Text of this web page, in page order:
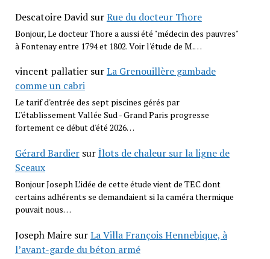
Descatoire DavidsurRue du docteur Thore
Bonjour, Le docteur Thore a aussi été "médecin des pauvres"
à Fontenay entre 1794 et 1802. Voir l'étude de M.…
vincent pallatiersurLa Grenouillère gambade
comme un cabri
Le tarif d'entrée des sept piscines gérés par
L''établissement Vallée Sud - Grand Paris progresse
fortement ce début d'été 2026…
Gérard BardiersurÎlots de chaleur sur la ligne de
Sceaux
Bonjour Joseph L’idée de cette étude vient de TEC dont
certains adhérents se demandaient si la caméra thermique
pouvait nous…
Joseph MairesurLa Villa François Hennebique, à
l’avant-garde du béton armé